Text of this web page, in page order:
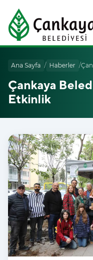
Ana Sayfa / Haberler /
Çankaya
Etkinlik